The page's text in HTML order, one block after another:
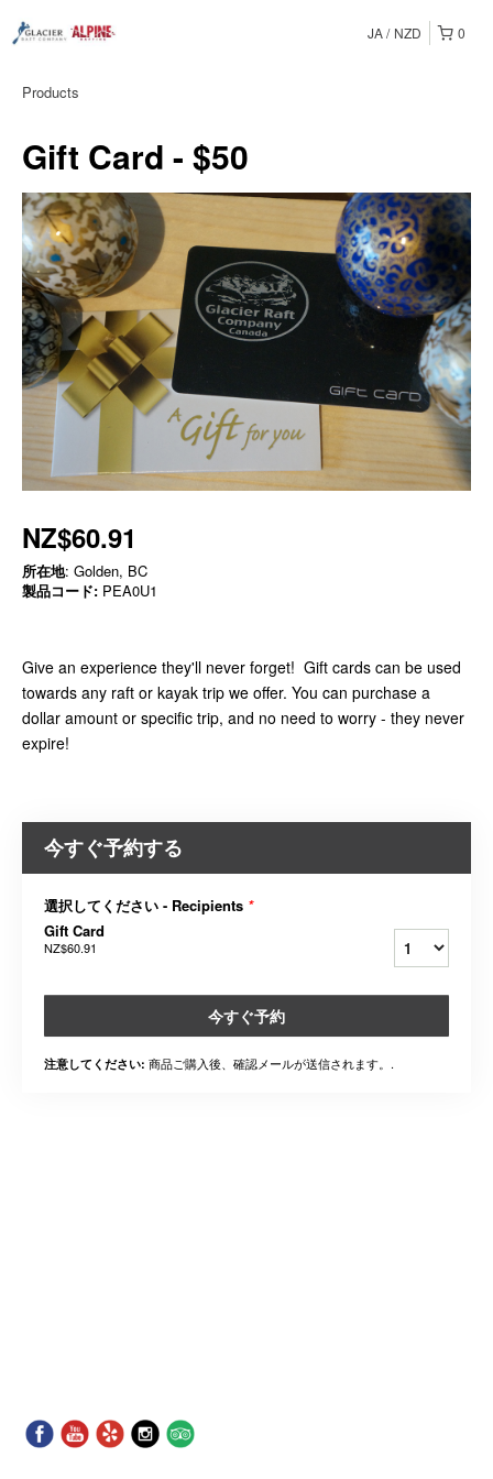
0
JA NZD
Products
Gift Card - $50
NZ$60.91
所在地: Golden, BC
製品コード: PEA0U1
Give an experience they'll never forget! Gift cards can be used
towards any raft or kayak trip we offer. You can purchase a
dollar amount or specific trip, and no need to worry - they never
expire!
今すぐ予約する
選択してください - Recipients *
Gift Card
NZ$60.91
今すぐ予約
注意してください: 商品ご購入後、確認メールが送信されます。.